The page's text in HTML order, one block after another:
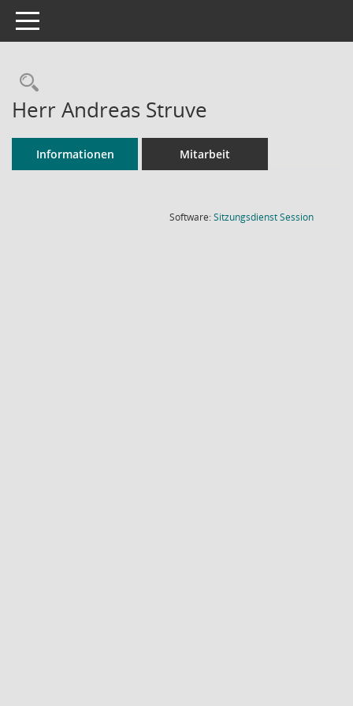
Toggle navigation
Rechercheauswahl
Herr Andreas Struve
Informationen Mitarbeit
Software:SitzungsdienstSession(Wird in